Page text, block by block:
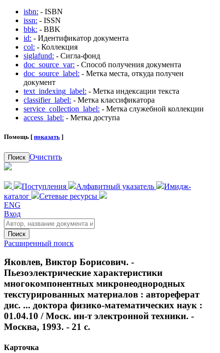
isbn: - ISBN
issn: - ISSN
bbk: - BBK
id: - Идентификатор документа
col: - Коллекция
siglafund: - Сигла-фонд
doc_source_var: - Способ получения документа
doc_source_label: - Метка места, откуда получен
документ
text_indexing_label: - Метка индексации текста
classifier_label: - Метка классификатора
service_collection_label: - Метка служебной коллекции
access_label: - Метка доступа
Помощь [ показать ]
Поиск Очистить
Поступления Алфавитный указатель
Имидж-
каталог
Сетевые ресурсы
ENG
Вход
Поиск
Расширенный поиск
Яковлев, Виктор Борисович. -
Пьезоэлектрические характеристики
многокомпонентных микронеоднородных
текстурированных материалов : автореферат
дис. ... доктора физико-математических наук :
01.04.10 / Моск. ин-т электронной техники. -
Москва, 1993. - 21 с.
Карточка